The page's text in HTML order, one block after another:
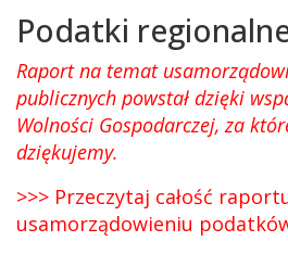
Podatki
Raport na temat
publicznych powstał dzięki
Wolności Gospodarczej, za
dziękujemy.
>>> Przeczytaj całość
usamorządowieniu